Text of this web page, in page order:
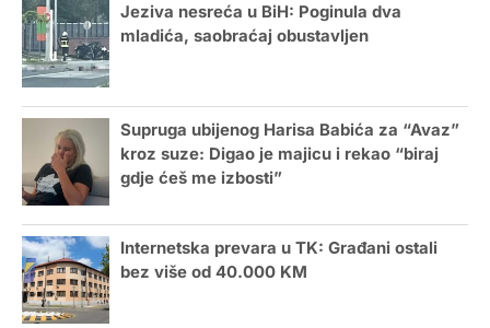
Jeziva nesreća u BiH: Poginula dva
mladića, saobraćaj obustavljen
Supruga ubijenog Harisa Babića za “Avaz”
kroz suze: Digao je majicu i rekao “biraj
gdje ćeš me izbosti”
Internetska prevara u TK: Građani ostali
bez više od 40.000 KM